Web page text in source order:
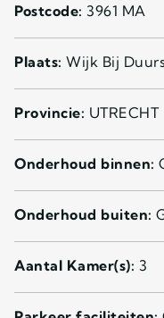
Postcode: 3961 MA
Plaats: Wijk Bij
Provincie: UTRECHT
Onderhoud binnen:
Onderhoud buiten:
Aantal Kamer(s): 3